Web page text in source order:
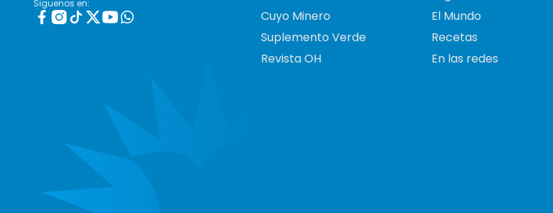
Siguenos en:
Cuyo Minero
Suplemento Verde
Revista OH
El Mundo
Recetas
En las redes